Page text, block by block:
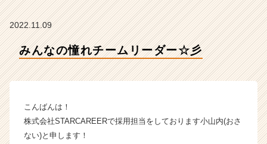
ム
ラ
ン】
ン
2022.11.09
みんなの憧れチームリーダー☆彡
こんばんは！
株式会社STARCAREERで採用担当をしております小山内(おさ
ない)と申します！